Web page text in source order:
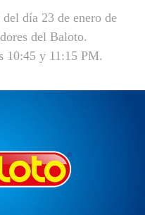
día 23 de enero de
del Baloto.
10:45 y 11:15 PM.